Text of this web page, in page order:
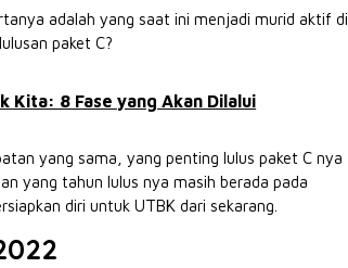
adalah yang saat ini menjadi murid aktif di
paket C?
Kita: 8 Fase yang Akan Dilalui
yang sama, yang penting lulus paket C nya
yang tahun lulus nya masih berada pada
diri untuk UTBK dari sekarang.